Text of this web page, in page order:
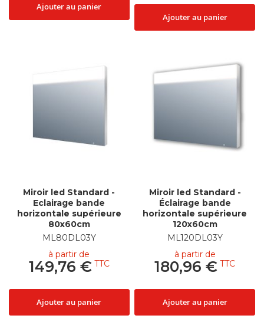
Ajouter au panier
Ajouter au panier
Miroir led Standard -
Eclairage bande
horizontale supérieure
80x60cm
ML80DL03Y
à partir de
149,76 €
Ajouter au panier
Miroir led Standard -
Éclairage bande
horizontale supérieure
120x60cm
ML120DL03Y
à partir de
180,96 €
Ajouter au panier